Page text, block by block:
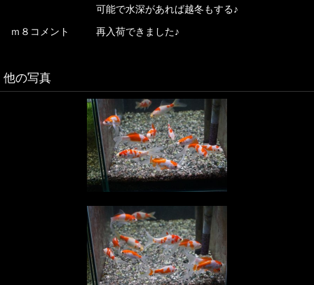
可能で水深があれば越冬もする♪
ｍ８コメント
再入荷できました♪
他の写真